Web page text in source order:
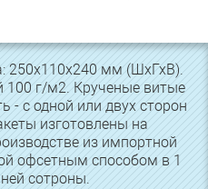
250х110х240 мм (ШхГхВ).
100 г/м2. Крученые витые
- с одной или двух сторон
изготовлены на
из импортной
офсетным способом в 1
сотроны.